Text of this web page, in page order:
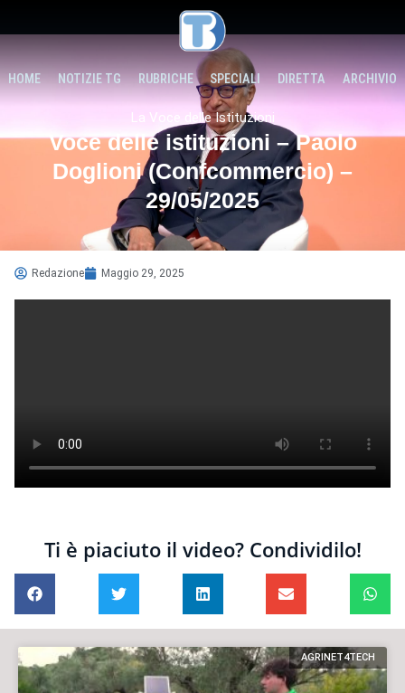
HOME NOTIZIE TG RUBRICHE SPECIALI DIRETTA ARCHIVIO
La Voce delle Istituzioni
Voce delle istituzioni – Paolo
Doglioni (Confcommercio) –
29/05/2025
Redazione Maggio 29, 2025
Ti è piaciuto il video? Condividilo!
AGRINET4TECH